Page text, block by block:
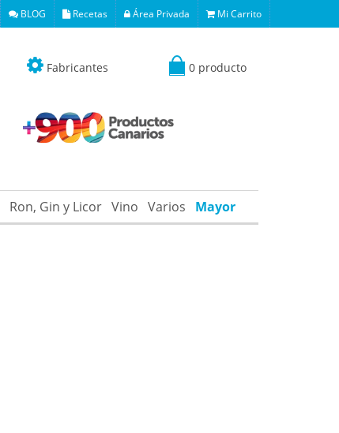
BLOG Recetas Área Privada Mi Carrito
Fabricantes 0 producto
Ron, Gin y Licor Vino Varios Mayor